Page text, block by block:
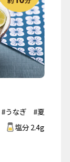
#うなぎ
#夏
塩分 2.4g